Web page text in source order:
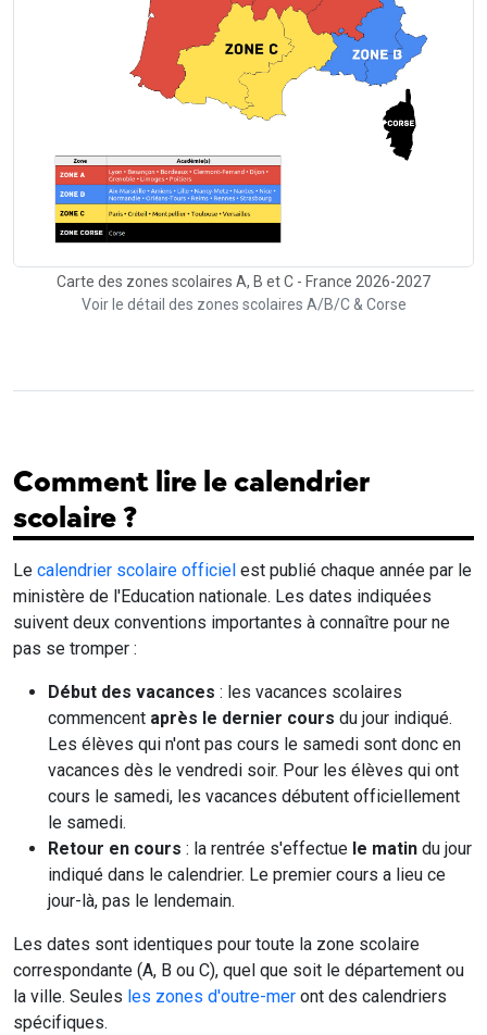
Carte des zones scolaires A, B et C - France 2026-2027
Voir le détail des zones scolaires A/B/C & Corse
Comment lire le calendrier
scolaire ?
Le calendrier scolaire officiel est publié chaque année par le
ministère de l'Education nationale. Les dates indiquées
suivent deux conventions importantes à connaître pour ne
pas se tromper :
Début des vacances : les vacances scolaires
commencent après le dernier cours du jour indiqué.
Les élèves qui n'ont pas cours le samedi sont donc en
vacances dès le vendredi soir. Pour les élèves qui ont
cours le samedi, les vacances débutent officiellement
le samedi.
Retour en cours : la rentrée s'effectue le matin du jour
indiqué dans le calendrier. Le premier cours a lieu ce
jour-là, pas le lendemain.
Les dates sont identiques pour toute la zone scolaire
correspondante (A, B ou C), quel que soit le département ou
la ville. Seules les zones d'outre-mer ont des calendriers
spécifiques.